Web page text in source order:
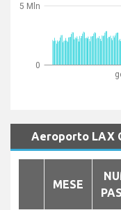
0
5 Mln
Aeroporto LAX
MESE